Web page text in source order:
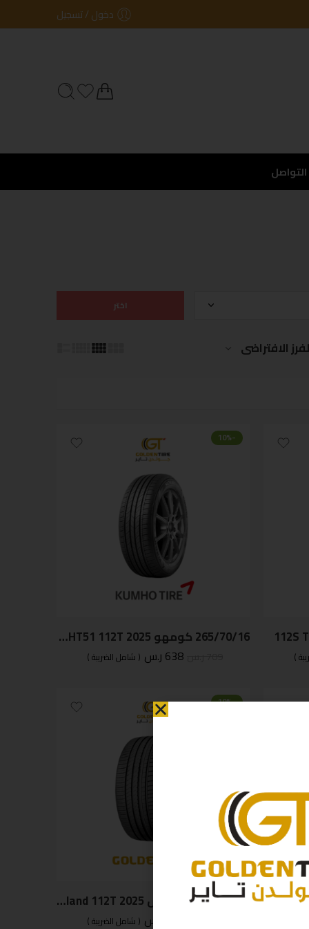
دخول / تسجيل
التواصل
اختر
الافتراضى
)
-10%
265/70/16 كومهو Korean HT51 112T 2025
638 ر.س ( شامل الضريبة )
-10%
265/70/16 ماكسس Thailand 112T 2025
ر.س ( شامل الضريبة )